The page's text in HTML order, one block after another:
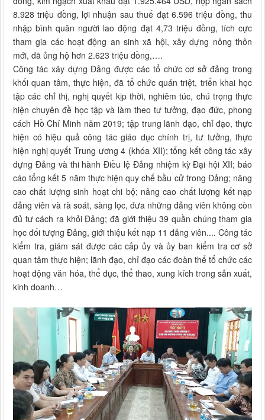
8.928 triệu đồng, lợi nhuận sau thuế đạt 6.596 triệu đồng, thu
nhập bình quân người lao động đạt 4,73 triệu đồng, tích cực
tham gia các hoạt động an sinh xã hội, xây dựng nông thôn
mới, đã ủng hộ hơn 2.623 triệu đồng,….
Công tác xây dựng Đảng được các tổ chức cơ sở đảng trong
khối quan tâm, thực hiện, đã tổ chức quán triệt, triển khai học
tập các chỉ thị, nghị quyết kịp thời, nghiêm túc, chú trọng thực
hiện chuyên đề học tập và làm theo tư tưởng, đạo đức, phong
cách Hồ Chí Minh năm 2019; tập trung lãnh đạo, chỉ đạo, thực
hiện có hiệu quả công tác giáo dục chính trị, tư tưởng, thực
hiện nghị quyết Trung ương 4 (khóa XII); tổng kết công tác xây
dựng Đảng và thi hành Điều lệ Đảng nhiệm kỳ Đại hội XII; báo
cáo tổng kết 5 năm thực hiện quy chế bầu cử trong Đảng; nâng
cao chất lượng sinh hoạt chi bộ; nâng cao chất lượng kết nạp
đảng viên và rà soát, sàng lọc, đưa những đảng viên không còn
đủ tư cách ra khỏi Đảng; đã giới thiệu 39 quần chúng tham gia
học đối tượng Đảng, giới thiệu kết nạp 11 đảng viên.... Công tác
kiểm tra, giám sát được các cấp ủy và ủy ban kiểm tra cơ sở
quan tâm thực hiện; lãnh đạo, chỉ đạo các đoàn thể tổ chức các
hoạt động văn hóa, thể dục, thể thao, xung kích trong sản xuất,
kinh doanh…